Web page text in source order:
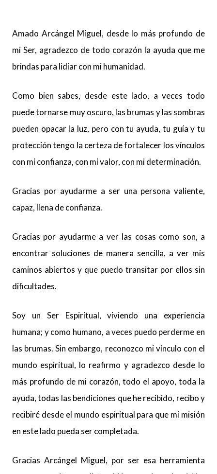
Amado Arcángel Miguel, desde lo más profundo de
mi Ser, agradezco de todo corazón la ayuda que me
brindas para lidiar con mi humanidad.
Como bien sabes, desde este lado, a veces todo
puede tornarse muy oscuro, las brumas y las sombras
pueden opacar la luz, pero con tu ayuda, tu guía y tu
protección tengo la certeza de fortalecer los vínculos
con mi confianza, con mi valor, con mi determinación.
Gracias por ayudarme a ser una persona valiente,
capaz, llena de confianza.
Gracias por ayudarme a ver las cosas como son, a
encontrar soluciones de manera sencilla, a ver mis
caminos abiertos y que puedo transitar por ellos sin
dificultades.
Soy un Ser Espiritual, viviendo una experiencia
humana; y como humano, a veces puedo perderme en
las brumas. Sin embargo, reconozco mi vínculo con el
mundo espiritual, lo reafirmo y agradezco desde lo
más profundo de mi corazón, todo el apoyo, toda la
ayuda, todas las bendiciones que he recibido, recibo y
recibiré desde el mundo espiritual para que mi misión
en este lado pueda ser completada.
Gracias Arcángel Miguel, por ser esa herramienta